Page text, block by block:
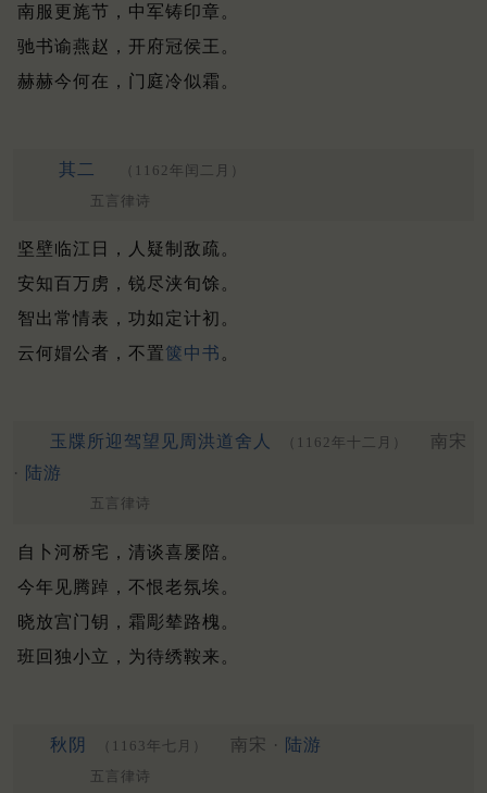
南服更旄节，中军铸印章。
驰书谕燕赵，开府冠侯王。
赫赫今何在，门庭冷似霜。
其二
（1162年闰二月）
五言律诗
坚壁临江日，人疑制敌疏。
安知百万虏，锐尽浃旬馀。
智出常情表，功如定计初。
云何媢公者，不置箧中书。
玉牒所迎驾望见周洪道舍人 （1162年十二月）
南宋
· 陆游
五言律诗
自卜河桥宅，清谈喜屡陪。
今年见腾踔，不恨老氛埃。
晓放宫门钥，霜彫辇路槐。
班回独小立，为待绣鞍来。
秋阴 （1163年七月） 南宋 · 陆游
五言律诗